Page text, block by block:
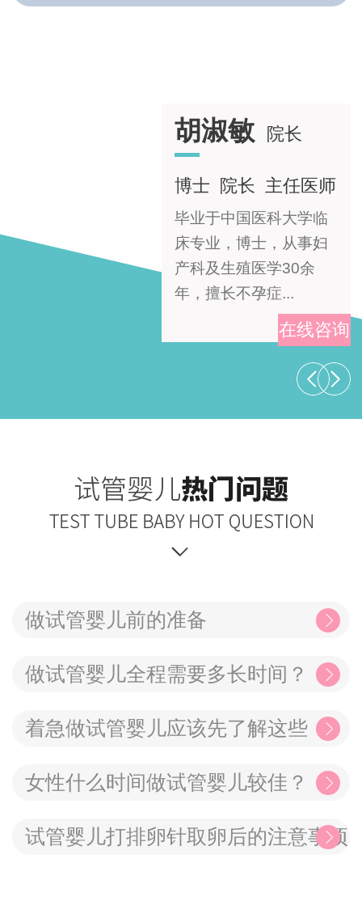
胡淑敏 院长
博士 院长 主任医师
毕业于中国医科大学临
床专业，博士，从事妇
产科及生殖医学30余
年，擅长不孕症...
在线咨询
做试管婴儿前的准备
做试管婴儿全程需要多长时间？
着急做试管婴儿应该先了解这些
女性什么时间做试管婴儿较佳？
试管婴儿打排卵针取卵后的注意事项